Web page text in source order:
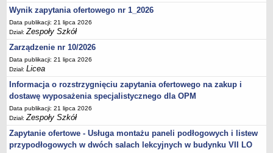
Wynik zapytania ofertowego nr 1_2026
Data publikacji: 21 lipca 2026
Dział:Zespoły Szkół
Zarządzenie nr 10/2026
Data publikacji: 21 lipca 2026
Dział:Licea
Informacja o rozstrzygnięciu zapytania ofertowego na zakup i
dostawę wyposażenia specjalistycznego dla OPM
Data publikacji: 21 lipca 2026
Dział:Zespoły Szkół
Zapytanie ofertowe - Usługa montażu paneli podłogowych i listew
przypodłogowych w dwóch salach lekcyjnych w budynku VII LO